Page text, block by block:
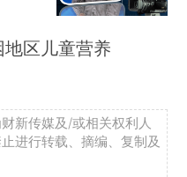
区儿童营养
新传媒及/或相关权利人
进行转载、摘编、复制及